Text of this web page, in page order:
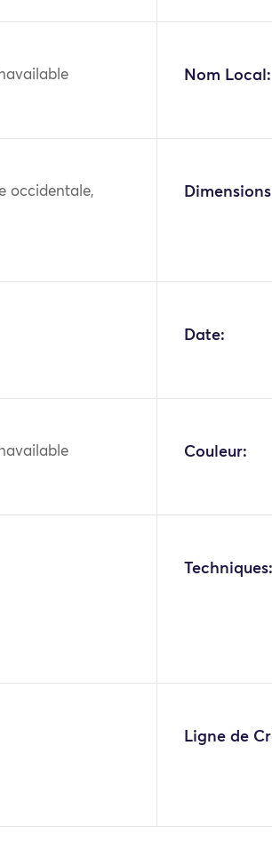
Nom Local:
occidentale,
Date:
Couleur:
Techniques:
Ligne de